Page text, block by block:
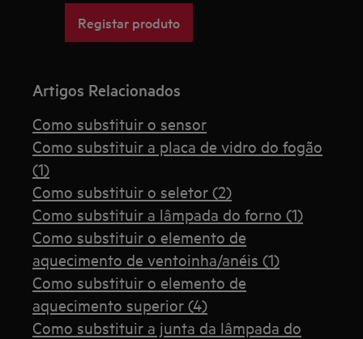
Registar produto
Artigos Relacionados
Como substituir o sensor
Como substituir a placa de vidro do fogão
(1)
Como substituir o seletor (2)
Como substituir a lâmpada do forno (1)
Como substituir o elemento de
aquecimento de ventoinha/anéis (1)
Como substituir o elemento de
aquecimento superior (4)
Como substituir a junta da lâmpada do